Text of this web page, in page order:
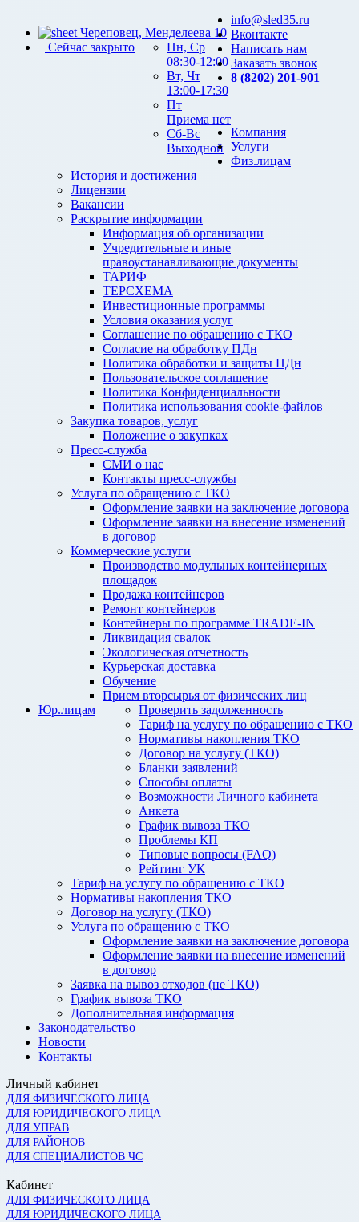
Череповец, Менделеева 10
Сейчас закрыто
Пн, Ср
08:30-12:00
Вт, Чт
13:00-17:30
Пт
Приема нет
Сб-Вс
Выходной
info@sled35.ru
Вконтакте
Написать нам
Заказать звонок
8 (8202) 201-901
Компания
История и достижения
Лицензии
Вакансии
Раскрытие информации
Информация об организации
Учредительные и иные
правоустанавливающие документы
ТАРИФ
ТЕРСХЕМА
Инвестиционные программы
Условия оказания услуг
Соглашение по обращению с ТКО
Согласие на обработку ПДн
Политика обработки и защиты ПДн
Пользовательское соглашение
Политика Конфиденциальности
Политика использования cookie-файлов
Закупка товаров, услуг
Положение о закупках
Пресс-служба
СМИ о нас
Контакты пресс-службы
Услуги
Услуга по обращению с ТКО
Оформление заявки на заключение договора
Оформление заявки на внесение изменений
в договор
Коммерческие услуги
Производство модульных контейнерных
площадок
Продажа контейнеров
Ремонт контейнеров
Контейнеры по программе TRADE-IN
Ликвидация свалок
Экологическая отчетность
Курьерская доставка
Обучение
Прием вторсырья от физических лиц
Физ.лицам
Проверить задолженность
Тариф на услугу по обращению с ТКО
Нормативы накопления ТКО
Договор на услугу (ТКО)
Бланки заявлений
Способы оплаты
Возможности Личного кабинета
Анкета
График вывоза ТКО
Проблемы КП
Типовые вопросы (FAQ)
Рейтинг УК
Юр.лицам
Тариф на услугу по обращению с ТКО
Нормативы накопления ТКО
Договор на услугу (ТКО)
Услуга по обращению с ТКО
Оформление заявки на заключение договора
Оформление заявки на внесение изменений
в договор
Заявка на вывоз отходов (не ТКО)
График вывоза ТКО
Дополнительная информация
Законодательство
Новости
Контакты
Личный кабинет
ДЛЯ ФИЗИЧЕСКОГО ЛИЦА
ДЛЯ ЮРИДИЧЕСКОГО ЛИЦА
ДЛЯ УПРАВ
ДЛЯ РАЙОНОВ
ДЛЯ СПЕЦИАЛИСТОВ ЧС
Кабинет
ДЛЯ ФИЗИЧЕСКОГО ЛИЦА
ДЛЯ ЮРИДИЧЕСКОГО ЛИЦА